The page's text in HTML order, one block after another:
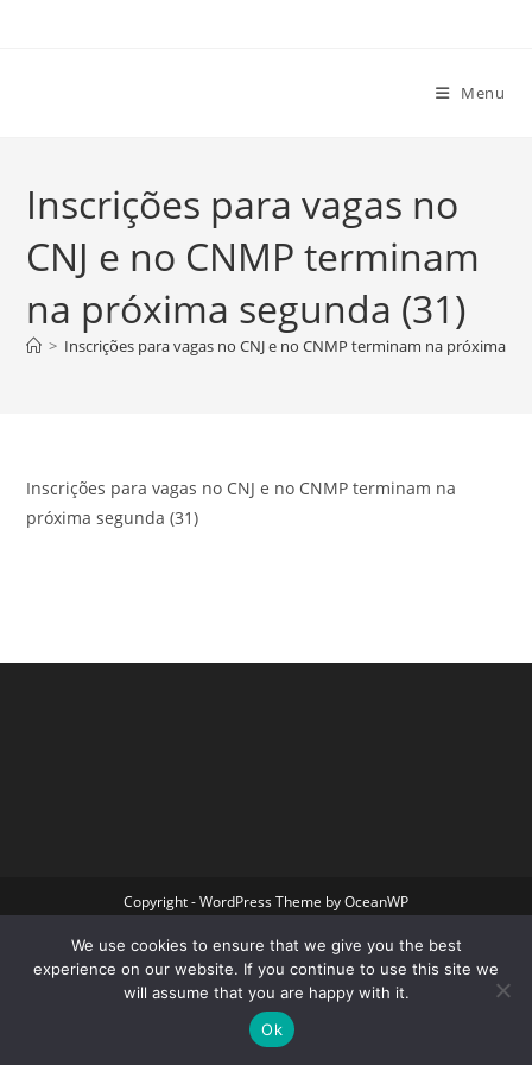
Menu
Inscrições para vagas no
CNJ e no CNMP terminam
na próxima segunda (31)
> Inscrições para vagas no CNJ e no CNMP terminam na próxima
Inscrições para vagas no CNJ e no CNMP terminam na
próxima segunda (31)
Copyright - WordPress Theme by OceanWP
We use cookies to ensure that we give you the best
experience on our website. If you continue to use this site we
will assume that you are happy with it.
Ok